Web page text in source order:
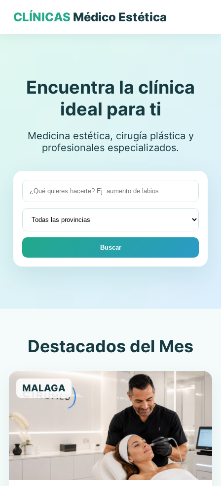
CLÍNICAS Médico Estética
Encuentra la clínica
ideal para ti
Medicina estética, cirugía plástica y
profesionales especializados.
Buscar
Destacados del Mes
MALAGA